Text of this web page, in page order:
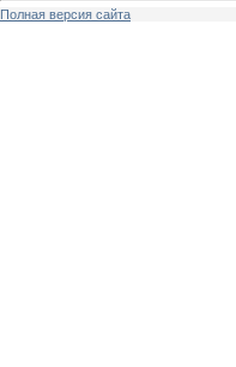
Полная версия сайта